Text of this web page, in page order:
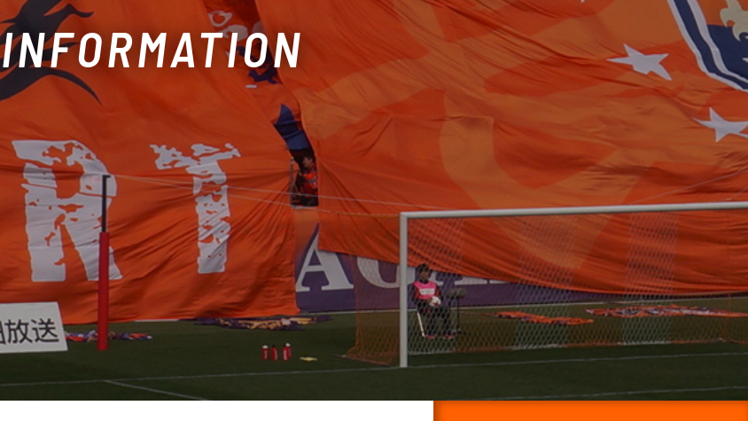
INFORMATION